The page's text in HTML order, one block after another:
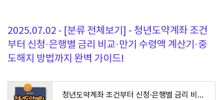
2025.07.02 - [분류 전체보기] - 청년도약계좌 조건
부터 신청·은행별 금리 비교·만기 수령액 계산기·중
도해지 방법까지 완벽 가이드!
청년도약계좌 조건부터 신청·은행별 금리 비교·만기 수령액 계산기·중도해지 방법까지 완벽